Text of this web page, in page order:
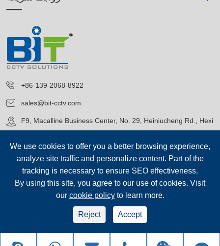
+86-139-2068-8922
sales@bit-cctv.com
F9, Macalline Business Center, No. 29, Heiniucheng Rd., Hexi
District, Tianjin, China
Blue Icon (Tianjin) Technology Co., Ltd.
محفوظة.
خريطة الموقع سياسة الخصوصية
We use cookies to offer you a better browsing experience,
analyze site traffic and personalize content. Part of the
tracking is necessary to ensure SEO effectiveness,
By using this site, you agree to our use of cookies. Visit
our cookie policyto learn more.
Reject Accept